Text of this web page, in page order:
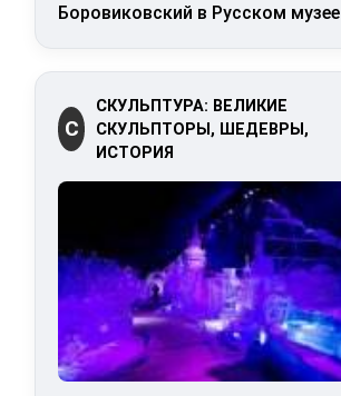
Боровиковский в Русском музее
С
СКУЛЬПТУРА: ВЕЛИКИЕ
СКУЛЬПТОРЫ, ШЕДЕВРЫ,
ИСТОРИЯ